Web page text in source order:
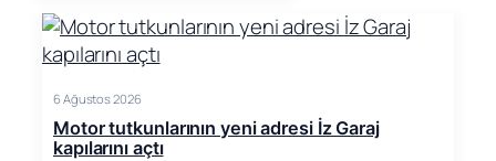
6 Ağustos 2026
Motor tutkunlarının yeni adresi İz Garaj
kapılarını açtı